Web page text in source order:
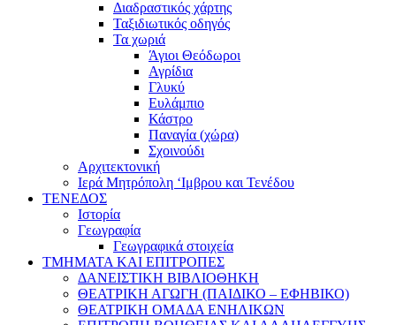
Διαδραστικός χάρτης
Ταξιδιωτικός οδηγός
Τα χωριά
Άγιοι Θεόδωροι
Αγρίδια
Γλυκύ
Ευλάμπιο
Κάστρο
Παναγία (χώρα)
Σχοινούδι
Αρχιτεκτονική
Ιερά Μητρόπολη ‘Ιμβρου και Τενέδου
ΤΕΝΕΔΟΣ
Ιστορία
Γεωγραφία
Γεωγραφικά στοιχεία
ΤΜΗΜΑΤΑ ΚΑΙ ΕΠΙΤΡΟΠΕΣ
ΔΑΝΕΙΣΤΙΚΗ ΒΙΒΛΙΟΘΗΚΗ
ΘΕΑΤΡΙΚΗ ΑΓΩΓΗ (ΠΑΙΔΙΚΟ – ΕΦΗΒΙΚΟ)
ΘΕΑΤΡΙΚΗ ΟΜΑΔΑ ΕΝΗΛΙΚΩΝ